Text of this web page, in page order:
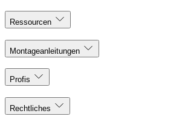
Ressourcen
Montageanleitungen
Profis
Rechtliches